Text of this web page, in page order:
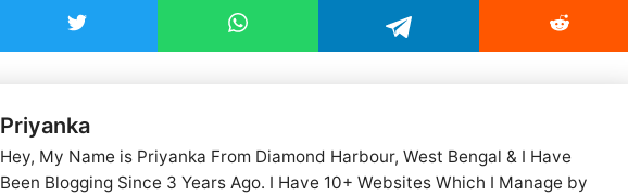
Priyanka
Hey, My Name is Priyanka From Diamond Harbour, West Bengal & I Have
Been Blogging Since 3 Years Ago. I Have 10+ Websites Which I Manage by